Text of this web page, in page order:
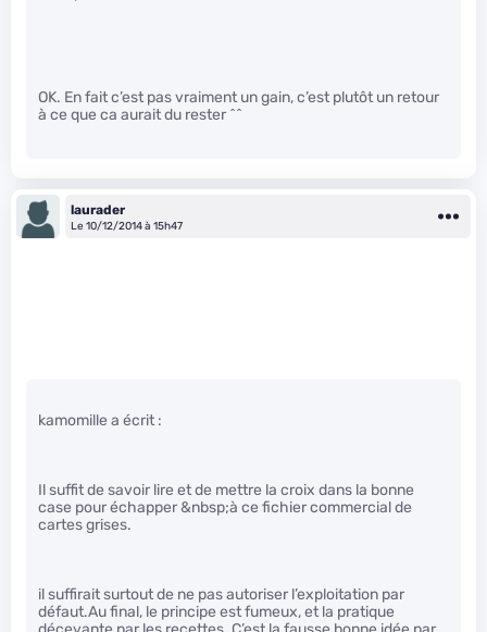
OK. En fait c’est pas vraiment un gain, c’est plutôt un retour
à ce que ca aurait du rester ^^
laurader
Le 10/12/2014 à 15h47
kamomille a écrit :
Il suffit de savoir lire et de mettre la croix dans la bonne
case pour échapper &nbsp;à ce fichier commercial de
cartes grises.
il suffirait surtout de ne pas autoriser l’exploitation par
défaut.Au final, le principe est fumeux, et la pratique